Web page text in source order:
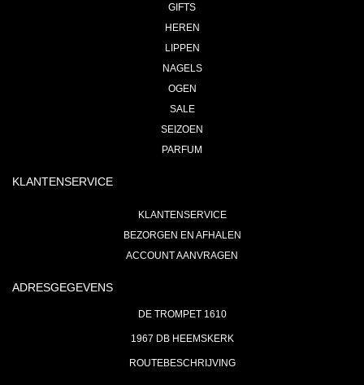
GIFTS
HEREN
LIPPEN
NAGELS
OGEN
SALE
SEIZOEN
PARFUM
KLANTENSERVICE
KLANTENSERVICE
BEZORGEN EN AFHALEN
ACCOUNT AANVRAGEN
ADRESGEGEVENS
DE TROMPET 1610
1967 DB HEEMSKERK
ROUTEBESCHRIJVING